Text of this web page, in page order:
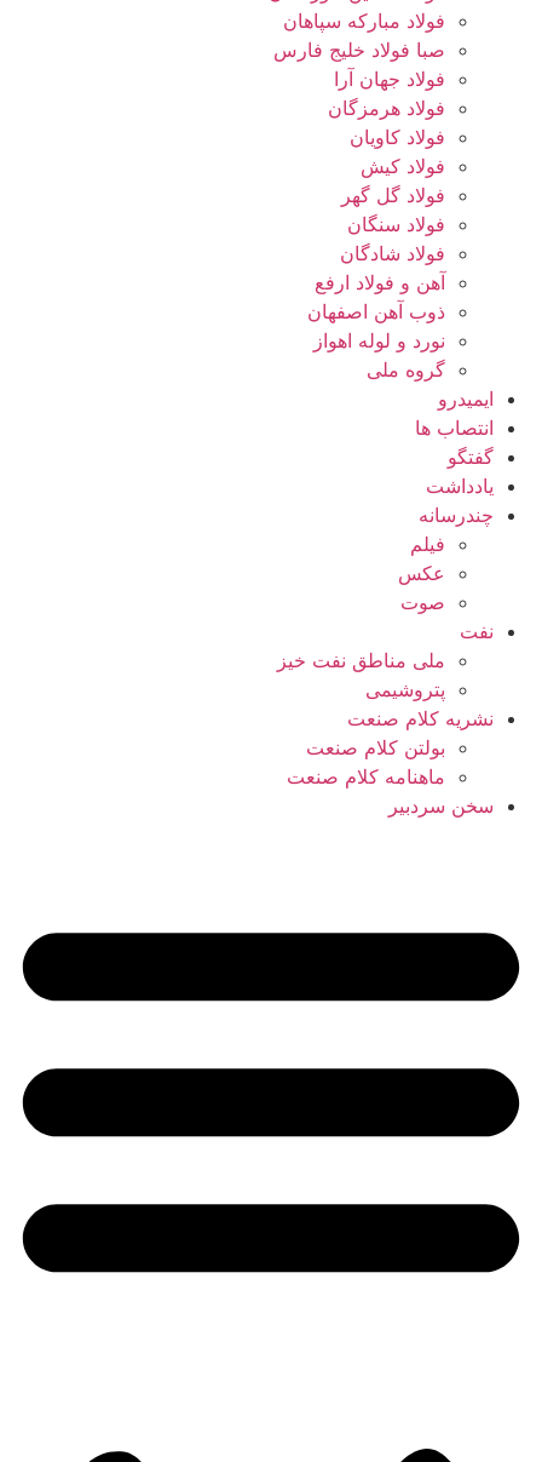
فولاد مبارکه سپاهان
صبا فولاد خلیج فارس
فولاد جهان آرا
فولاد هرمزگان
فولاد کاویان
فولاد کیش
فولاد گل گهر
فولاد سنگان
فولاد شادگان
آهن و فولاد ارفع
ذوب آهن اصفهان
نورد و لوله اهواز
گروه ملی
ایمیدرو
انتصاب ها
گفتگو
یادداشت
چندرسانه
فیلم
عکس
صوت
نفت
ملی مناطق نفت خیز
پتروشیمی
نشریه کلام صنعت
بولتن کلام صنعت
ماهنامه کلام صنعت
سخن سردبیر